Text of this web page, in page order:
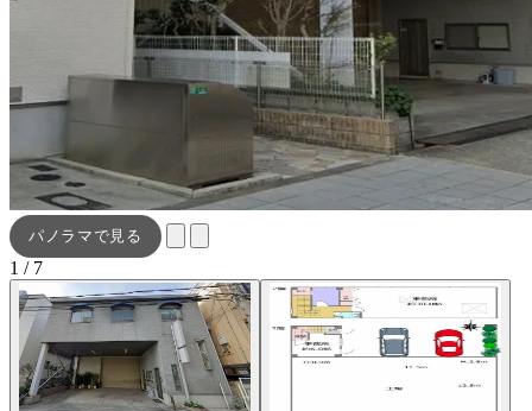
パノラマで見る
1 / 7